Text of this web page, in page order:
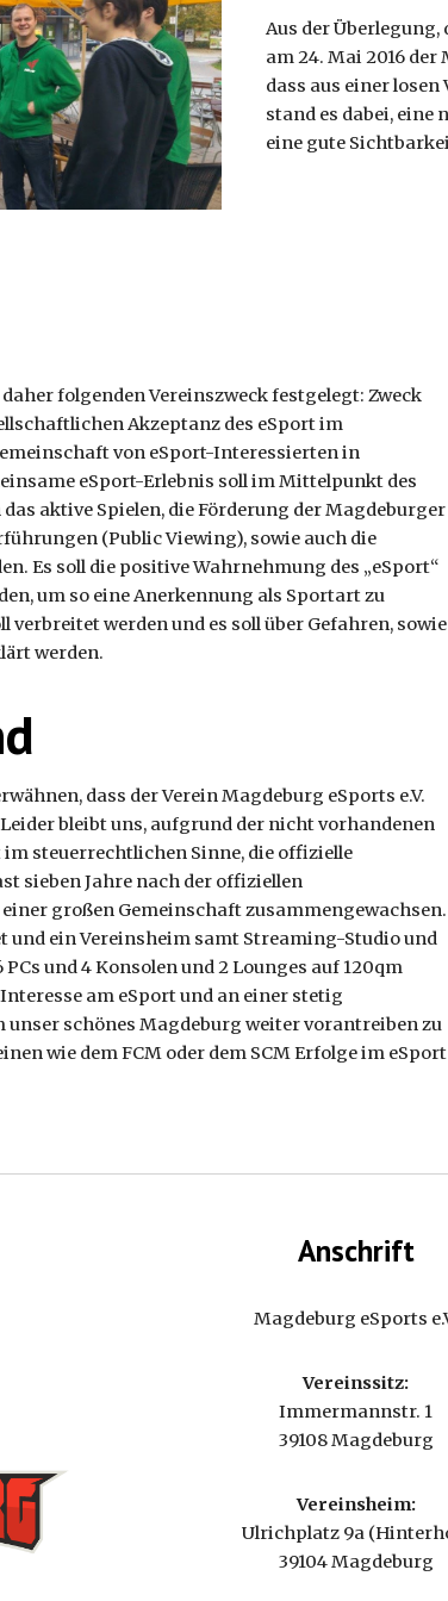
Aus der
am 24. Mai 2016
dass aus einer
stand es dabei,
eine gute
folgenden Vereinszweck festgelegt: Zweck
Akzeptanz des eSport im
von eSport-Interessierten in
eSport-Erlebnis soll im Mittelpunkt des
aktive Spielen, die Förderung der Magdeburger
(Public Viewing), sowie auch die
Es soll die positive Wahrnehmung des „eSport“
um so eine Anerkennung als Sportart zu
werden und es soll über Gefahren, sowie
werden.
dass der Verein Magdeburg eSports e.V.
bleibt uns, aufgrund der nicht vorhandenen
steuerrechtlichen Sinne, die offizielle
sieben Jahre nach der offiziellen
großen Gemeinschaft zusammengewachsen.
und ein Vereinsheim samt Streaming-Studio und
und 4 Konsolen und 2 Lounges auf 120qm
am eSport und an einer stetig
unser schönes Magdeburg weiter vorantreiben zu
wie dem FCM oder dem SCM Erfolge im eSport
Anschrift
Magdeburg eSports
Vereinssitz:
Immermannstr. 1
39108 Magdeburg
Vereinsheim:
Ulrichplatz 9a
39104 Magdeburg